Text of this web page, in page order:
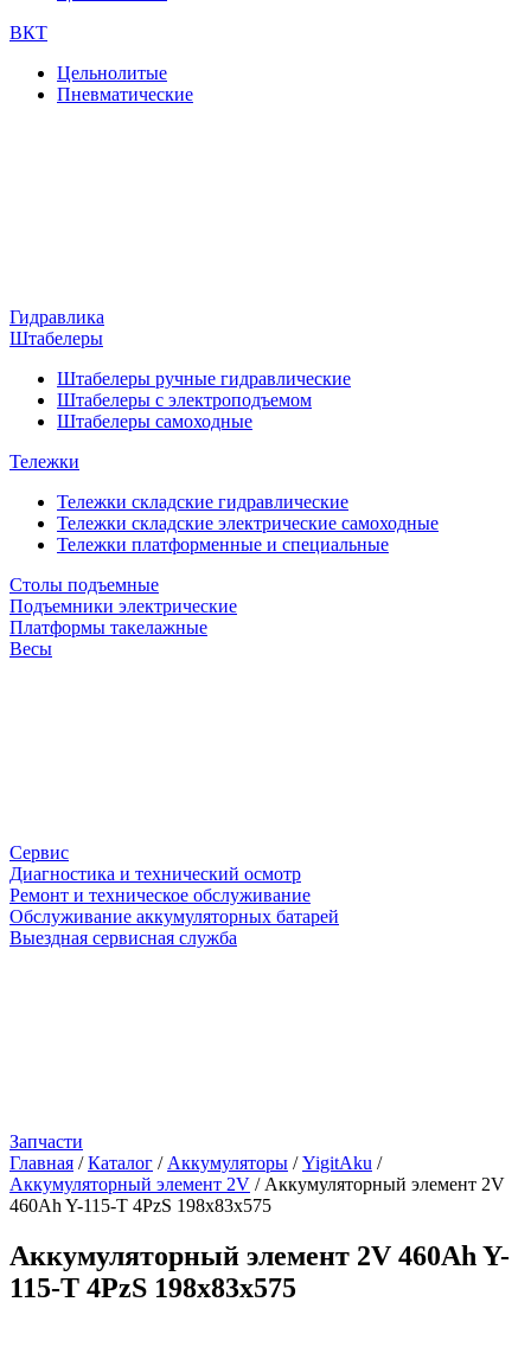
ВКТ
Цельнолитые
Пневматические
Гидравлика
Штабелеры
Штабелеры ручные гидравлические
Штабелеры с электроподъемом
Штабелеры самоходные
Тележки
Тележки складские гидравлические
Тележки складские электрические самоходные
Тележки платформенные и специальные
Столы подъемные
Подъемники электрические
Платформы такелажные
Весы
Сервис
Диагностика и технический осмотр
Ремонт и техническое обслуживание
Обслуживание аккумуляторных батарей
Выездная сервисная служба
Запчасти
Главная /Каталог / Аккумуляторы /YigitAku /
Аккумуляторный элемент 2V / Аккумуляторный элемент 2V
460Ah Y-115-T 4PzS 198х83х575
Аккумуляторный элемент 2V 460Ah Y-
115-T 4PzS 198х83х575